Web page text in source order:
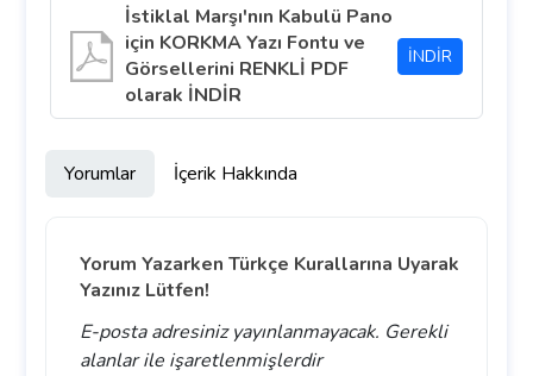
İstiklal Marşı'nın Kabulü Pano
için KORKMA Yazı Fontu ve
Görsellerini RENKLİ PDF
olarak İNDİR
İNDİR
Yorumlar İçerik Hakkında
Yorum Yazarken Türkçe Kurallarına Uyarak
Yazınız Lütfen!
E-posta adresiniz yayınlanmayacak. Gerekli
alanlarile işaretlenmişlerdir